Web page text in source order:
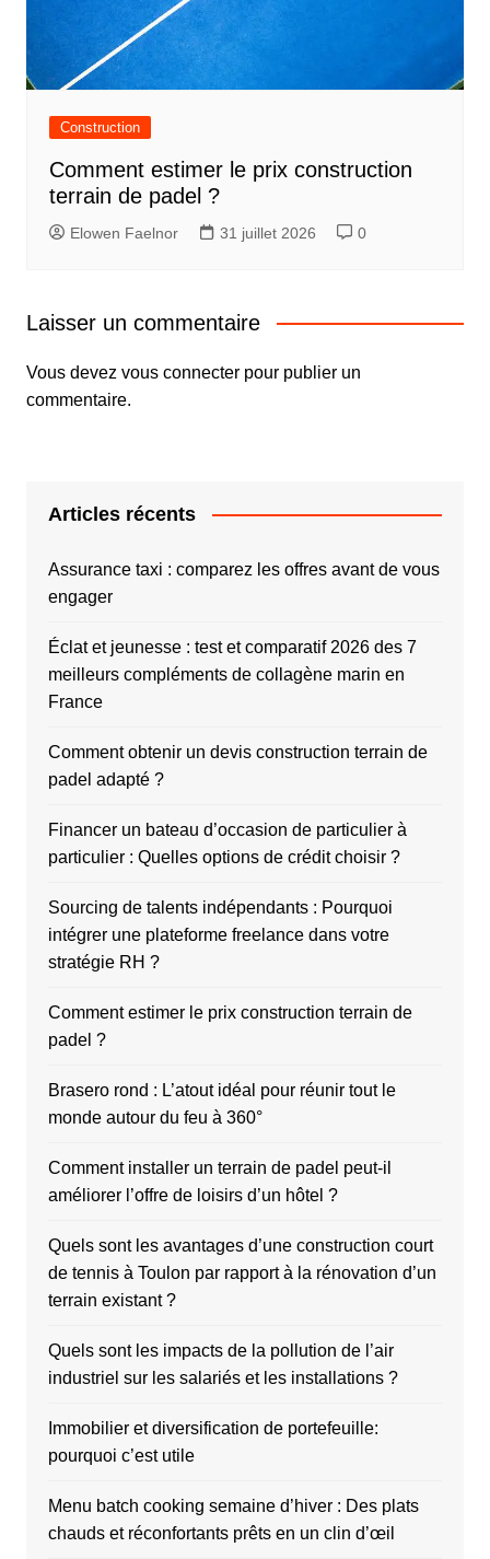
Construction
Comment estimer le prix construction
terrain de padel ?
Elowen Faelnor 31 juillet 2026 0
Laisser un commentaire
Vous devez vous connecterpour publier un
commentaire.
Articles récents
Assurance taxi : comparez les offres avant de vous
engager
Éclat et jeunesse : test et comparatif 2026 des 7
meilleurs compléments de collagène marin en
France
Comment obtenir un devis construction terrain de
padel adapté ?
Financer un bateau d’occasion de particulier à
particulier : Quelles options de crédit choisir ?
Sourcing de talents indépendants : Pourquoi
intégrer une plateforme freelance dans votre
stratégie RH ?
Comment estimer le prix construction terrain de
padel ?
Brasero rond : L’atout idéal pour réunir tout le
monde autour du feu à 360°
Comment installer un terrain de padel peut-il
améliorer l’offre de loisirs d’un hôtel ?
Quels sont les avantages d’une construction court
de tennis à Toulon par rapport à la rénovation d’un
terrain existant ?
Quels sont les impacts de la pollution de l’air
industriel sur les salariés et les installations ?
Immobilier et diversification de portefeuille:
pourquoi c’est utile
Menu batch cooking semaine d’hiver : Des plats
chauds et réconfortants prêts en un clin d’œil